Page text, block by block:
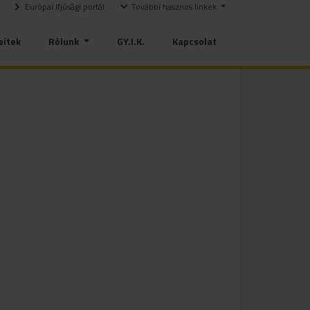
Európai Ifjúsági portál További hasznos linkek
Rólunk GY.I.K. Kapcsolat